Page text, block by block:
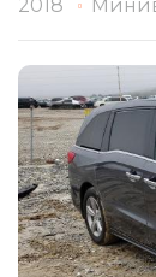
2018